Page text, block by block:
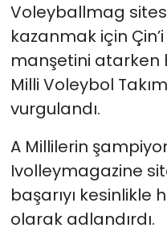
Voleyballmag
kazanmak için
manşetini atarken
Milli Voleybol
vurgulandı.
A Millilerin
Ivolleymagazine
başarıyı kesinlikle
olarak adlandırdı.